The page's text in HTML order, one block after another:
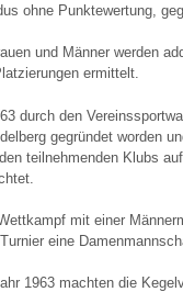
ohne Punktewertung,
und Männer werden
ermittelt.
durch den
gegründet worden
teilnehmenden Klubs
mit einer
eine
1963 machten die